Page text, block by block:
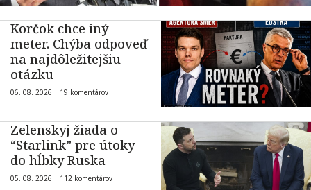
Korčok chce iný
meter. Chýba odpoveď
na najdôležitejšiu
otázku
06. 08. 2026 | 19 komentárov
Zelenskyj žiada o
“Starlink” pre útoky
do hĺbky Ruska
05. 08. 2026 | 112 komentárov